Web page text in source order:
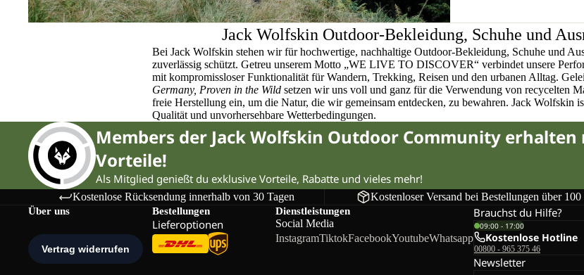
Jack Wolfskin Outdoor-Bekleidung, Schuhe und
Bei Jack Wolfskin stehen wir für hochwertige, nachhaltige Outdoor-Bekleidung, Schuhe und
zuverlässig schützt. Getreu unserem Motto „WE LIVE TO DISCOVER“ verbindet unsere
mit kompromissloser Funktionalität für Wandern, Trekking, Reisen und den urbanen Alltag.
Germany, Proven in the Wild setzen wir uns voll und ganz für die Verwendung von recycelten
freie Herstellung ein, um die Natur, die wir gemeinsam entdecken, zu bewahren. Jack Wolfskin
Qualität und unvorhersehbare Wetterbedingungen.
Members der Jack Wolfskin Outdoor Community erhalten
Vorteile!
Als Mitglied genießt du exklusive Vorteile, Rabatte und vieles mehr!
Kostenlose Rücksendung innerhalb von 30 Tagen Kostenloser Versand bei Bestellungen über 100
Über uns Bestellungen
Lieferoptionen
Dienstleistungen
Social Media
InstagramTiktokFacebookYoutubeWhatsapp
Brauchst du Hilfe?
09:00 - 17:00
Kostenlose Hotline
00800 - 965 375 46
Newsletter